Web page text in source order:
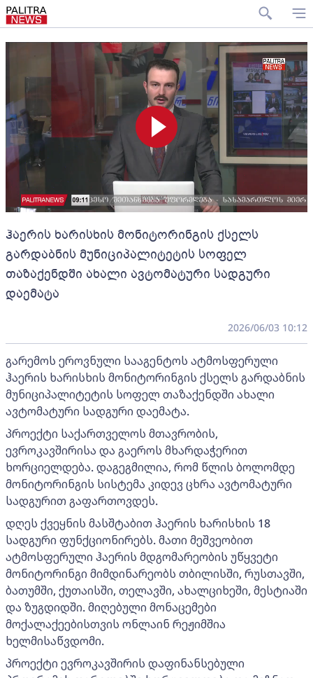
ჰაერის ხარისხის მონიტორინგის ქსელს
გარდაბნის მუნიციპალიტეტის სოფელ
თაზაქენდში ახალი ავტომატური სადგური
დაემატა
2026/06/03 10:12
გარემოს ეროვნული სააგენტოს ატმოსფერული
ჰაერის ხარისხის მონიტორინგის ქსელს გარდაბნის
მუნიციპალიტეტის სოფელ თაზაქენდში ახალი
ავტომატური სადგური დაემატა.
პროექტი საქართველოს მთავრობის,
ევროკავშირისა და გაეროს მხარდაჭერით
ხორციელდება. დაგეგმილია, რომ წლის ბოლომდე
მონიტორინგის სისტემა კიდევ ცხრა ავტომატური
სადგურით გაფართოვდეს.
დღეს ქვეყნის მასშტაბით ჰაერის ხარისხის 18
სადგური ფუნქციონირებს. მათი მეშვეობით
ატმოსფერული ჰაერის მდგომარეობის უწყვეტი
მონიტორინგი მიმდინარეობს თბილისში, რუსთავში,
ბათუმში, ქუთაისში, თელავში, ახალციხეში, მესტიაში
და ზუგდიდში. მიღებული მონაცემები
მოქალაქეებისთვის ონლაინ რეჟიმშია
ხელმისაწვდომი.
პროექტი ევროკავშირის დაფინანსებული